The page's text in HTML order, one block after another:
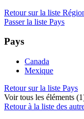
Retour sur la liste
Passer la liste Pays
Pays
Canada
Mexique
Retour sur la liste Pays
Voir tous les éléments
Retour à la liste des